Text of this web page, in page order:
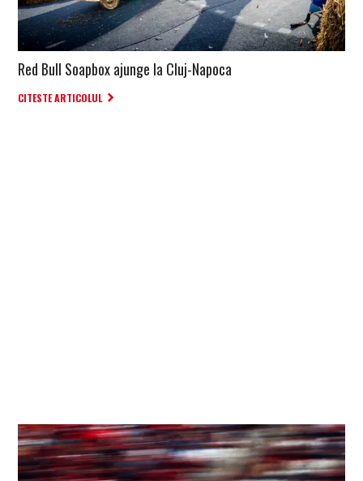
Red Bull Soapbox ajunge la Cluj-Napoca
CITESTE ARTICOLUL